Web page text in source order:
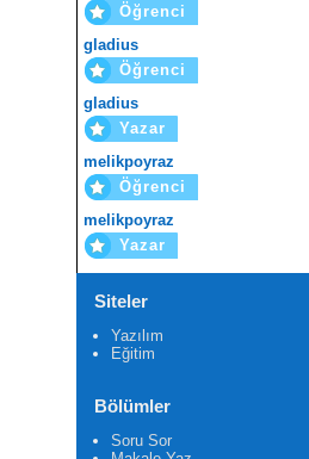
Öğrenci
gladius
Öğrenci
gladius
Yazar
melikpoyraz
Öğrenci
melikpoyraz
Yazar
Siteler
Yazılım
Eğitim
Bölümler
Soru Sor